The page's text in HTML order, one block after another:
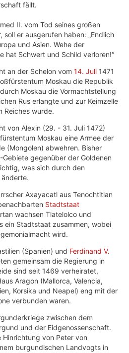
fällt.
II. vom Tod seines großen
soll er ausgerufen haben: „Endlich
und Asien. Wehe der
hat Schwert und Schild verloren!“
an der Schelon vom 14. Juli 1471
Moskau die Republik
Moskau die Vormachtstellung
Rus erlangte und zur Keimzelle
Reiches wurde.
von Alexin (29. - 31. Juli 1472)
Moskau eine Armee der
(Mongolen) abwehren. Bisher
Gebiete gegenüber der Goldenen
was sich durch den
Axayacatl aus Tenochtitlan
Stadtstaat
wachsen Tlatelolco und
ein Stadtstaat zusammen, wobei
wird.
(Spanien) und Ferdinand V.
gemeinsam die Regierung in
sind seit 1469 verheiratet,
Aragon (Mallorca, Valencia,
Korsika und Neapel) eng mit der
verbunden waren.
zwischen dem
und der Eidgenossenschaft.
Hinrichtung von Peter von
burgundischen Landvogts in